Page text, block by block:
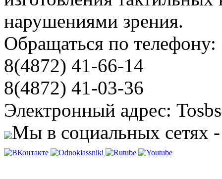
нарушениями зрения.
Обращаться по телефону:
8(4872) 41-66-14
8(4872) 41-03-36
Электронный адрес:
Мы в социальных сетях